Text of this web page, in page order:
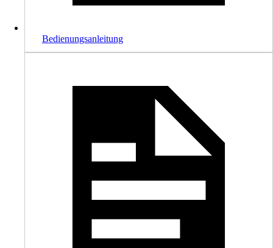
Bedienungsanleitung